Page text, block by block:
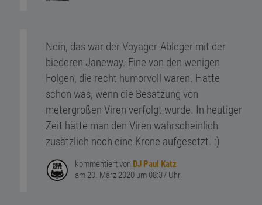
Nein, das war der Voyager-Ableger mit der
biederen Janeway. Eine von den wenigen
Folgen, die recht humorvoll waren. Hatte
schon was, wenn die Besatzung von
metergroßen Viren verfolgt wurde. In heutiger
Zeit hätte man den Viren wahrscheinlich
zusätzlich noch eine Krone aufgesetzt. :)
kommentiert von DJ Paul Katz
am 20. März 2020 um 08:37 Uhr.